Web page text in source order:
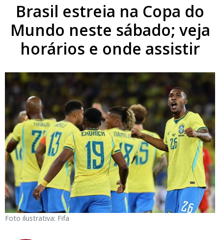
Brasil estreia na Copa do
Mundo neste sábado; veja
horários e onde assistir
Foto ilustrativa: Fifa